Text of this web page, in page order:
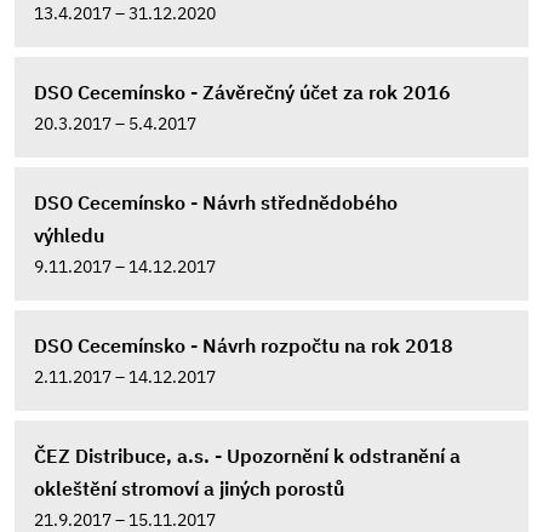
13.4.2017 – 31.12.2020
DSO Cecemínsko - Závěrečný účet za rok 2016
20.3.2017 – 5.4.2017
DSO Cecemínsko - Návrh střednědobého
výhledu
9.11.2017 – 14.12.2017
DSO Cecemínsko - Návrh rozpočtu na rok 2018
2.11.2017 – 14.12.2017
ČEZ Distribuce, a.s. - Upozornění k odstranění a
okleštění stromoví a jiných porostů
21.9.2017 – 15.11.2017